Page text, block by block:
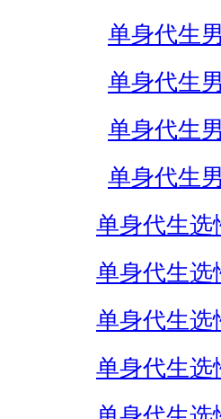
单身代生
单身代生
单身代生
单身代生
单身代生选
单身代生选
单身代生选
单身代生选